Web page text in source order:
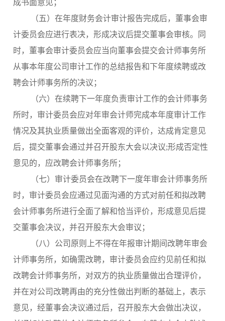
成书面意见；
（五）在年度财务会计审计报告完成后，董事会审
计委员会应进行表决，形成决议后提交董事会审核。同
时，董事会审计委员会应当向董事会提交会计师事务所
从事本年度公司审计工作的总结报告和下年度续聘或改
聘会计师事务所的决议；
（六）在续聘下一年度负责审计工作的会计师事务
所时，审计委员会应对年审会计师完成本年度审计工作
情况及其执业质量做出全面客观的评价，达成肯定意见
后，提交董事会通过并召开股东大会以决议;形成否定性
意见的，应改聘会计师事务所；
（七）审计委员会在改聘下一度年审会计师事务所
时，审计委员会应通过见面沟通的方式对前任和拟改聘
会计师事务所进行全面了解和恰当评价，形成意见后提
交董事会决议，并召开股东大会审议；
（八）公司原则上不得在年报审计期间改聘年审会
计师事务所，如确需改聘，审计委员会应约见前任和拟
改聘会计师事务所，对双方的执业质量做出合理评价，
并在对公司改聘再由的充分性做出判断的基础上，表示
意见，经董事会决议通过后，召开股东大会做出决议，